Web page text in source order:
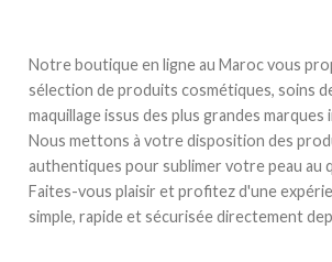
Notre boutique en ligne au Maroc vous
sélection de produits cosmétiques, soins
maquillage issus des plus grandes
Nous mettons à votre disposition des
authentiques pour sublimer votre peau au
Faites-vous plaisir et profitez d'une
simple, rapide et sécurisée directement